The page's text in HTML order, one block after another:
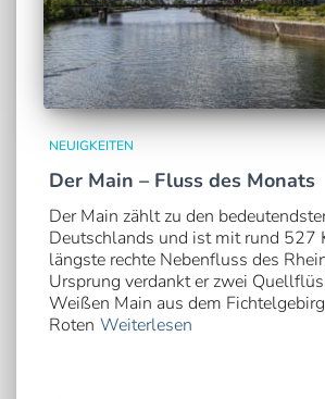
NEUIGKEITEN
Der Main – Fluss des Monats
Der Main zählt zu den
Deutschlands und ist mit rund 527
längste rechte Nebenfluss des
Ursprung verdankt er zwei
Weißen Main aus dem
Roten Weiterlesen